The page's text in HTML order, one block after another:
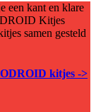
een kant en klare
Kitjes
samen gesteld
kitjes ->